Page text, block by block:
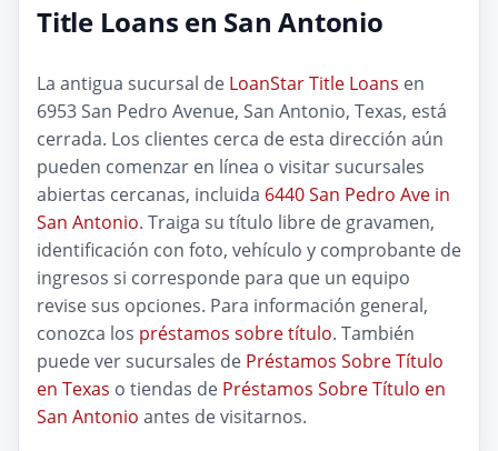
Title Loans en San Antonio
La antigua sucursal de LoanStar Title Loans en
6953 San Pedro Avenue, San Antonio, Texas, está
cerrada. Los clientes cerca de esta dirección aún
pueden comenzar en línea o visitar sucursales
abiertas cercanas, incluida 6440 San Pedro Ave in
San Antonio. Traiga su título libre de gravamen,
identificación con foto, vehículo y comprobante de
ingresos si corresponde para que un equipo
revise sus opciones. Para información general,
conozca los préstamos sobre título. También
puede ver sucursales de Préstamos Sobre Título
en Texas o tiendas de Préstamos Sobre Título en
San Antonio antes de visitarnos.